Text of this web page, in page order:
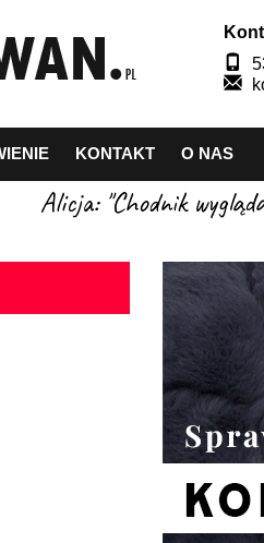
KONTAKT O NAS
Alicja: "Chodnik